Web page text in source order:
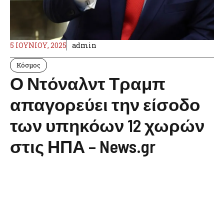
5 ΙΟΥΝΊΟΥ, 2025 admin
Κόσμος
Ο Ντόναλντ Τραμπ
απαγορεύει την είσοδο
των υπηκόων 12 χωρών
στις ΗΠΑ – News.gr